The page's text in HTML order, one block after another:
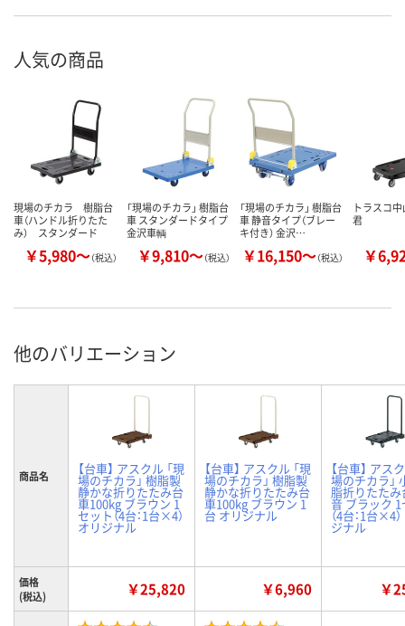
人気の商品
現場のチカラ 樹脂台
車（ハンドル折りたた
み） スタンダード
￥5,980～（税込）
「現場のチカラ」 樹脂台
車 スタンダードタイプ
金沢車輌
￥9,810～（税込）
「現場のチカラ」 樹脂台
車 静音タイプ（ブレー
キ付き） 金沢…
￥16,150～（税込）
トラスコ
君
￥
他のバリエーション
商品名 【台車】 アスクル 「現
場のチカラ」 樹脂製
静かな折りたたみ台
車100kg ブラウン 1
セット（4台：1台×4）
オリジナル
【台車】 アスクル 「現
場のチカラ」 樹脂製
静かな折りたたみ台
車100kg ブラウン 1
台 オリジナル
【台車】 アス
場のチカラ」
脂折りたたみ
音 ブラック
（4台：1台×4
ジナル
価格
(税込)
￥25,820 ￥6,960 ￥